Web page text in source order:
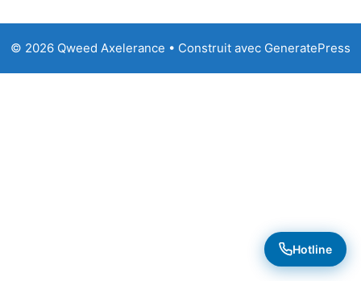
© 2026 Qweed Axelerance • Construit avec GeneratePress
Hotline